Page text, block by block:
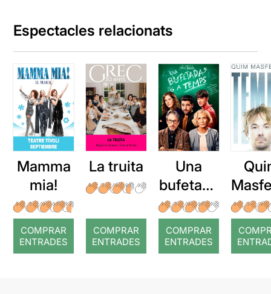
Espectacles relacionats
Mamma
mia!
COMPRAR
ENTRADES
La truita
COMPRAR
ENTRADES
Una
bufetada
a temps
COMPRAR
ENTRADES
r: